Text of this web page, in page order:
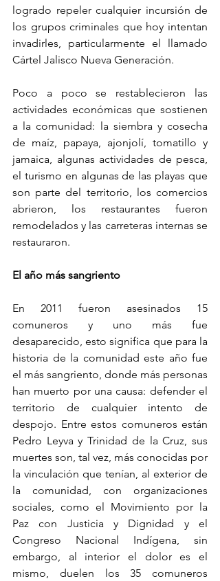
logrado repeler cualquier incursión de
los grupos criminales que hoy intentan
invadirles, particularmente el llamado
Cártel Jalisco Nueva Generación.
Poco a poco se restablecieron las
actividades económicas que sostienen
a la comunidad: la siembra y cosecha
de maíz, papaya, ajonjolí, tomatillo y
jamaica, algunas actividades de pesca,
el turismo en algunas de las playas que
son parte del territorio, los comercios
abrieron, los restaurantes fueron
remodelados y las carreteras internas se
restauraron.
El año más sangriento
En 2011 fueron asesinados 15
comuneros y uno más fue
desaparecido, esto significa que para la
historia de la comunidad este año fue
el más sangriento, donde más personas
han muerto por una causa: defender el
territorio de cualquier intento de
despojo. Entre estos comuneros están
Pedro Leyva y Trinidad de la Cruz, sus
muertes son, tal vez, más conocidas por
la vinculación que tenían, al exterior de
la comunidad, con organizaciones
sociales, como el Movimiento por la
Paz con Justicia y Dignidad y el
Congreso Nacional Indígena, sin
embargo, al interior el dolor es el
mismo, duelen los 35 comuneros